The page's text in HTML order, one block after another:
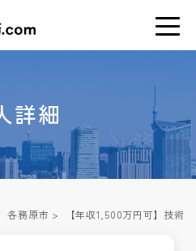
詳細
各務原市 > 【年収1,500万円可】技術